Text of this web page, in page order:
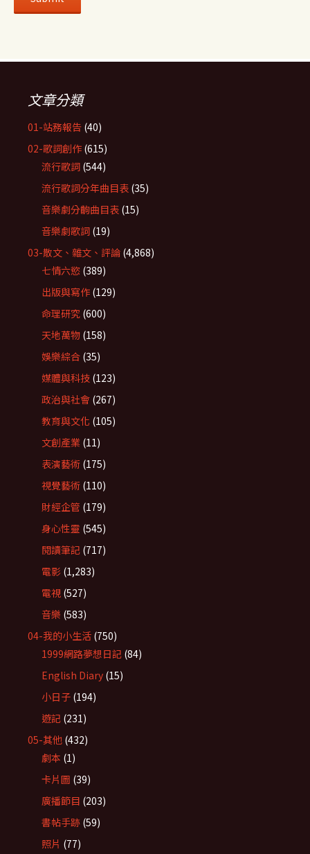
文章分類
01-站務報告 (40)
02-歌詞創作 (615)
流行歌詞 (544)
流行歌詞分年曲目表 (35)
音樂劇分齣曲目表 (15)
音樂劇歌詞 (19)
03-散文、雜文、評論 (4,868)
七情六慾 (389)
出版與寫作 (129)
命理研究 (600)
天地萬物 (158)
娛樂綜合 (35)
媒體與科技 (123)
政治與社會 (267)
教育與文化 (105)
文創產業 (11)
表演藝術 (175)
視覺藝術 (110)
財經企管 (179)
身心性靈 (545)
閱讀筆記 (717)
電影 (1,283)
電視 (527)
音樂 (583)
04-我的小生活 (750)
1999網路夢想日記 (84)
English Diary (15)
小日子 (194)
遊記 (231)
05-其他 (432)
劇本 (1)
卡片圖 (39)
廣播節目 (203)
書帖手跡 (59)
照片 (77)